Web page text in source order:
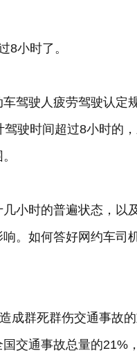
8小时了。
驾驶人疲劳驾驶认定
驶时间超过8小时的
小时的普遍状态，以
。如何答好网约车司
成群死群伤交通事故
交通事故总量的21%